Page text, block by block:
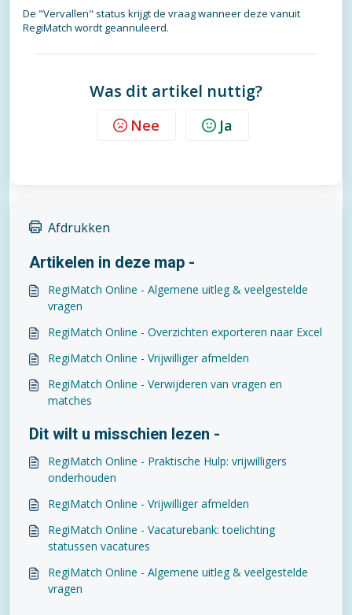
De "Vervallen" status krijgt de vraag wanneer deze vanuit
RegiMatch wordt geannuleerd.
Was dit artikel nuttig?
Nee Ja
Afdrukken
Artikelen in deze map -
RegiMatch Online - Algemene uitleg & veelgestelde
vragen
RegiMatch Online - Overzichten exporteren naar Excel
RegiMatch Online - Vrijwilliger afmelden
RegiMatch Online - Verwijderen van vragen en
matches
Dit wilt u misschien lezen -
RegiMatch Online - Praktische Hulp: vrijwilligers
onderhouden
RegiMatch Online - Vrijwilliger afmelden
RegiMatch Online - Vacaturebank: toelichting
statussen vacatures
RegiMatch Online - Algemene uitleg & veelgestelde
vragen